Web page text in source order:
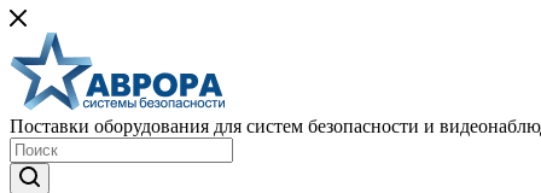
Поставки оборудования для систем безопасности и